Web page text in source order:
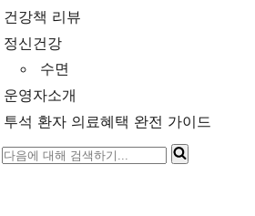
건강책 리뷰
정신건강
수면
운영자소개
투석 환자 의료혜택 완전 가이드
다